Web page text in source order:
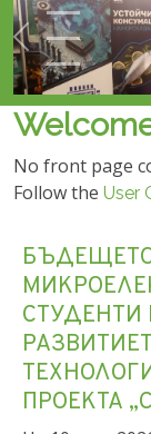
Предишно
No front page
Follow the
ПРОЕКТА